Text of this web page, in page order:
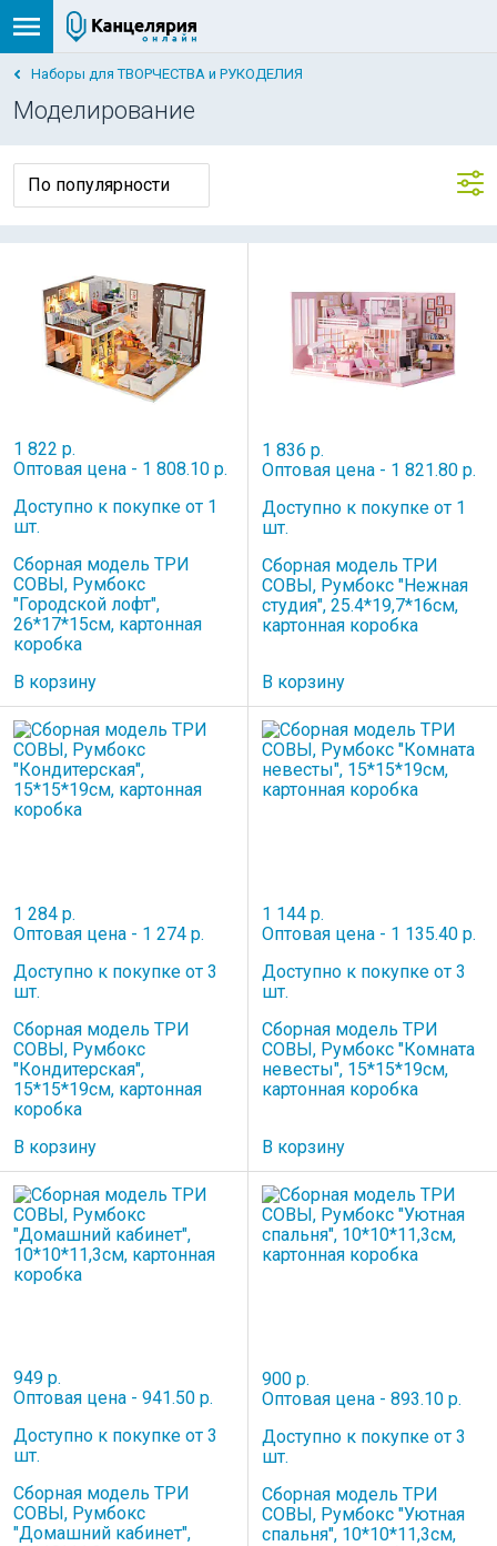
Наборы для ТВОРЧЕСТВА и РУКОДЕЛИЯ
Моделирование
1 822 р.
Оптовая цена - 1 808.10 р.
Доступно к покупке от 1
шт.
Сборная модель ТРИ
СОВЫ, Румбокс
"Городской лофт",
26*17*15см, картонная
коробка
В корзину
1 836 р.
Оптовая цена - 1 821.80 р.
Доступно к покупке от 1
шт.
Сборная модель ТРИ
СОВЫ, Румбокс "Нежная
студия", 25.4*19,7*16см,
картонная коробка
В корзину
1 284 р.
Оптовая цена - 1 274 р.
Доступно к покупке от 3
шт.
Сборная модель ТРИ
СОВЫ, Румбокс
"Кондитерская",
15*15*19см, картонная
коробка
В корзину
1 144 р.
Оптовая цена - 1 135.40 р.
Доступно к покупке от 3
шт.
Сборная модель ТРИ
СОВЫ, Румбокс "Комната
невесты", 15*15*19см,
картонная коробка
В корзину
949 р.
Оптовая цена - 941.50 р.
Доступно к покупке от 3
шт.
Сборная модель ТРИ
СОВЫ, Румбокс
"Домашний кабинет",
900 р.
Оптовая цена - 893.10 р.
Доступно к покупке от 3
шт.
Сборная модель ТРИ
СОВЫ, Румбокс "Уютная
спальня", 10*10*11,3см,